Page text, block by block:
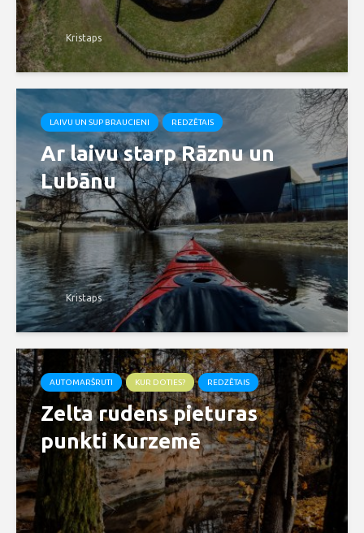
Kristaps
LAIVU UN SUP BRAUCIENI REDZĒTAIS
Ar laivu starp Rāznu un
Lubānu
Kristaps
AUTOMARŠRUTI KUR DOTIES? REDZĒTAIS
Zelta rudens pieturas
punkti Kurzemē